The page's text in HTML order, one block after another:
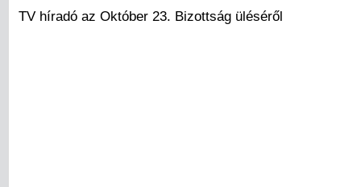
TV híradó az Október 23. Bizottság üléséről